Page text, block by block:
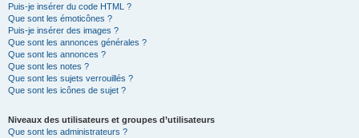
Puis-je insérer du code HTML ?
Que sont les émoticônes ?
Puis-je insérer des images ?
Que sont les annonces générales ?
Que sont les annonces ?
Que sont les notes ?
Que sont les sujets verrouillés ?
Que sont les icônes de sujet ?
Niveaux des utilisateurs et groupes d’utilisateurs
Que sont les administrateurs ?